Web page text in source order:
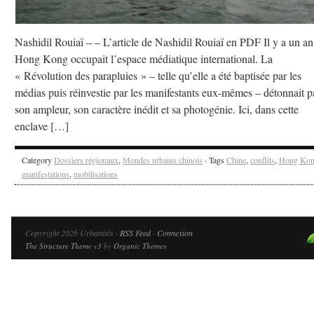
Nashidil Rouiaï – – L’article de Nashidil Rouiaï en PDF Il y a un
Hong Kong occupait l’espace médiatique international. La
« Révolution des parapluies » – telle qu’elle a été baptisée par les
médias puis réinvestie par les manifestants eux-mêmes – détonnait
son ampleur, son caractère inédit et sa photogénie. Ici, dans cette
enclave […]
CategoryDossiers régionaux, Mondes urbains chinois · Tags Chine, conflits, Hong
manifestations, mobilisations
Copyright 2026 Urbanités · RSS Feed· Connexion
The Structure Theme v3 by Organic Themes